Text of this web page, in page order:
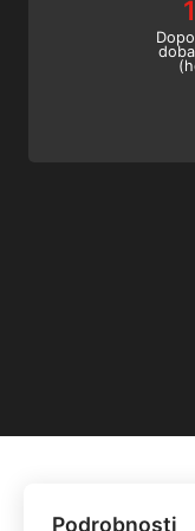
Podrobnosti